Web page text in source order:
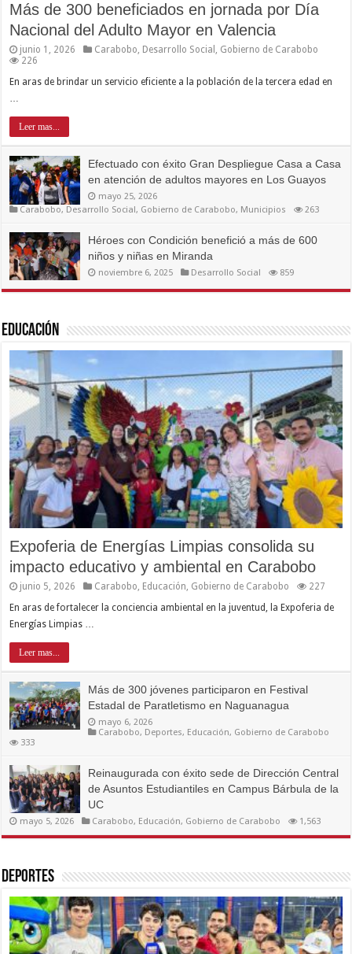
Más de 300 beneficiados en jornada por Día
Nacional del Adulto Mayor en Valencia
junio 1, 2026 Carabobo, Desarrollo Social , Gobierno de Carabobo
226
En aras de brindar un servicio eficiente a la población de la tercera edad en
…
Leer mas...
Efectuado con éxito Gran Despliegue Casa a Casa
en atención de adultos mayores en Los Guayos
mayo 25, 2026
Carabobo, Desarrollo Social, Gobierno de Carabobo, Municipios 263
Héroes con Condición benefició a más de 600
niños y niñas en Miranda
noviembre 6, 2025 Desarrollo Social 859
Educación
Expoferia de Energías Limpias consolida su
impacto educativo y ambiental en Carabobo
junio 5, 2026 Carabobo Educación Gobierno de Carabobo
227
En aras de fortalecer la conciencia ambiental en la juventud, la Expoferia de
Energías Limpias …
Leer mas...
Más de 300 jóvenes participaron en Festival
Estadal de Paratletismo en Naguanagua
mayo 6, 2026
Carabobo, Deportes, Educación, Gobierno de Carabobo
333
Reinaugurada con éxito sede de Dirección Central
de Asuntos Estudiantiles en Campus Bárbula de la
UC
mayo 5, 2026 Carabobo, Educación, Gobierno de Carabobo 1,563
Deportes